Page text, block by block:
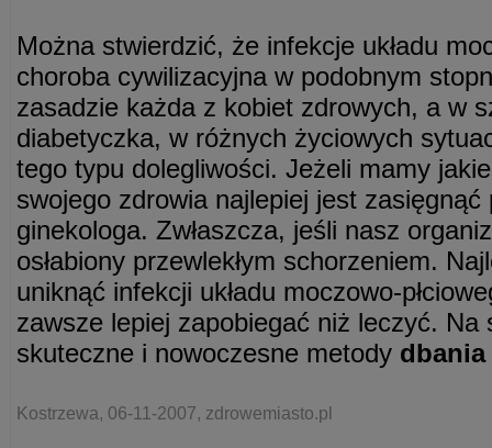
Można stwierdzić, że infekcje układu
choroba cywilizacyjna w podobnym
zasadzie każda z kobiet zdrowych, a w
diabetyczka, w różnych życiowych
tego typu dolegliwości. Jeżeli mamy
swojego zdrowia najlepiej jest zasięgnąć
ginekologa. Zwłaszcza, jeśli nasz
osłabiony przewlekłym schorzeniem.
uniknąć infekcji układu moczowo-
zawsze lepiej zapobiegać niż leczyć. Na
skuteczne i nowoczesne metody
Kostrzewa, 06-11-2007, zdrowemiasto.pl